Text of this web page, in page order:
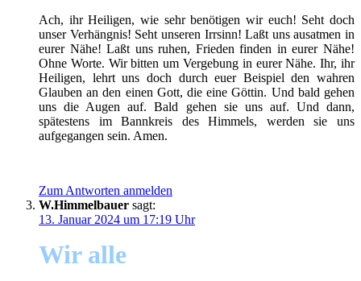
Ach, ihr Heiligen, wie sehr benötigen wir euch! Seht doch
unser Verhängnis! Seht unseren Irrsinn! Laßt uns ausatmen in
eurer Nähe! Laßt uns ruhen, Frieden finden in eurer Nähe!
Ohne Worte. Wir bitten um Vergebung in eurer Nähe. Ihr, ihr
Heiligen, lehrt uns doch durch euer Beispiel den wahren
Glauben an den einen Gott, die eine Göttin. Und bald gehen
uns die Augen auf. Bald gehen sie uns auf. Und dann,
spätestens im Bannkreis des Himmels, werden sie uns
aufgegangen sein. Amen.
Zum Antworten anmelden
W.Himmelbauer sagt:
13. Januar 2024 um 17:19 Uhr
Wir alle